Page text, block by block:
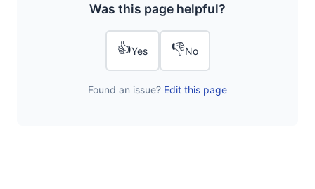
Was this page helpful?
👍Yes 👎No
Found an issue? Edit this page